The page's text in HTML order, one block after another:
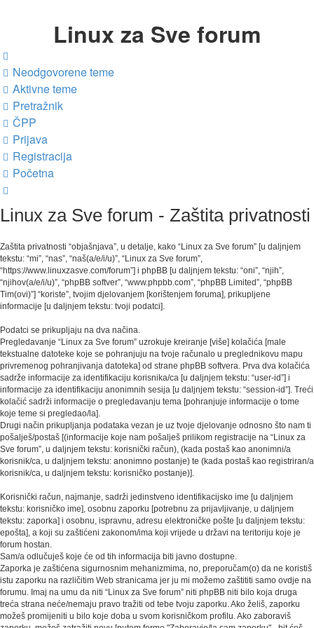
Linux za Sve forum
Neodgovorene teme
Aktivne teme
Pretražnik
ČPP
Prijava
Registracija
Početna
Linux za Sve forum - Zaštita privatnosti
Zaštita privatnosti “objašnjava”, u detalje, kako “Linux za Sve forum” [u daljnjem
tekstu: “mi”, “nas”, “naš(a/e/i/u)”, “Linux za Sve forum”,
“https://www.linuxzasve.com/forum”] i phpBB [u daljnjem tekstu: “oni”, “njih”,
“njihov(a/e/i/u)”, “phpBB softver”, “www.phpbb.com”, “phpBB Limited”, “phpBB
Tim(ovi)”] “koriste”, tvojim djelovanjem [korištenjem foruma], prikupljene
informacije [u daljnjem tekstu: tvoji podatci].
Podatci se prikupljaju na dva načina.
Pregledavanje “Linux za Sve forum” uzrokuje kreiranje [više] kolačića [male
tekstualne datoteke koje se pohranjuju na tvoje računalo u preglednikovu mapu
privremenog pohranjivanja datoteka] od strane phpBB softvera. Prva dva kolačića
sadrže informacije za identifikaciju korisnika/ca [u daljnjem tekstu: “user-id”] i
informacije za identifikaciju anonimnih sesija [u daljnjem tekstu: “session-id”]. Treći
kolačić sadrži informacije o pregledavanju tema [pohranjuje informacije o tome
koje teme si pregledao/la].
Drugi način prikupljanja podataka vezan je uz tvoje djelovanje odnosno što nam ti
pošalješ/postaš [(informacije koje nam pošalješ prilikom registracije na “Linux za
Sve forum”, u daljnjem tekstu: korisnički račun), (kada postaš kao anonimni/a
korisnik/ca, u daljnjem tekstu: anonimno postanje) te (kada postaš kao registriran/a
korisnik/ca, u daljnjem tekstu: korisničko postanje)].
Korisnički račun, najmanje, sadrži jedinstveno identifikacijsko ime [u daljnjem
tekstu: korisničko ime], osobnu zaporku [potrebnu za prijavljivanje, u daljnjem
tekstu: zaporka] i osobnu, ispravnu, adresu elektroničke pošte [u daljnjem tekstu:
epošta], a koji su zaštićeni zakonom/ima koji vrijede u državi na teritoriju koje je
forum hostan.
Sam/a odlučuješ koje će od tih informacija biti javno dostupne.
Zaporka je zaštićena sigurnosnim mehanizmima, no, preporučam(o) da ne koristiš
istu zaporku na različitim Web stranicama jer ju mi možemo zaštititi samo ovdje na
forumu. Imaj na umu da niti “Linux za Sve forum” niti phpBB niti bilo koja druga
treća strana neće/nemaju pravo tražiti od tebe tvoju zaporku. Ako želiš, zaporku
možeš promijeniti u bilo koje doba u svom korisničkom profilu. Ako zaboraviš